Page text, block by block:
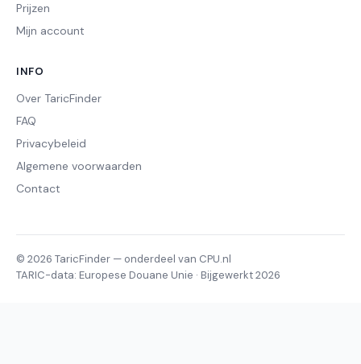
Prijzen
Mijn account
INFO
Over TaricFinder
FAQ
Privacybeleid
Algemene voorwaarden
Contact
© 2026 TaricFinder — onderdeel van CPU.nl
TARIC-data: Europese Douane Unie · Bijgewerkt 2026